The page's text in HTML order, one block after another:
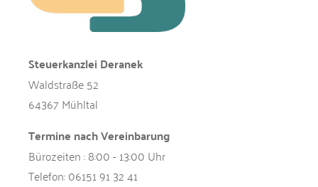
Steuerkanzlei Deranek
Waldstraße 52
64367 Mühltal
Termine nach Vereinbarung
Bürozeiten : 8:00 - 13:00 Uhr
Telefon:06151 91 32 41